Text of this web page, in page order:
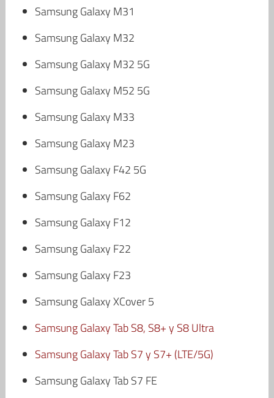
Samsung Galaxy M31
Samsung Galaxy M32
Samsung Galaxy M32 5G
Samsung Galaxy M52 5G
Samsung Galaxy M33
Samsung Galaxy M23
Samsung Galaxy F42 5G
Samsung Galaxy F62
Samsung Galaxy F12
Samsung Galaxy F22
Samsung Galaxy F23
Samsung Galaxy XCover 5
Samsung Galaxy Tab S8, S8+ y S8 Ultra
Samsung Galaxy Tab S7 y S7+ (LTE/5G)
Samsung Galaxy Tab S7 FE